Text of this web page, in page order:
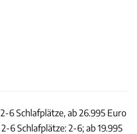
2-6 Schlafplätze, ab 26.995 Euro
2-6 Schlafplätze: 2-6; ab 19.995